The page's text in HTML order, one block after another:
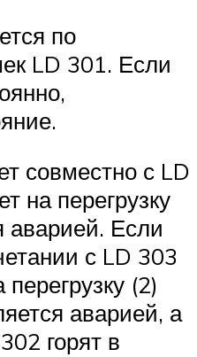
по
LD 301. Если
совместно с LD
на перегрузку
аварией. Если
с LD 303
(2)
аварией, а
горят в